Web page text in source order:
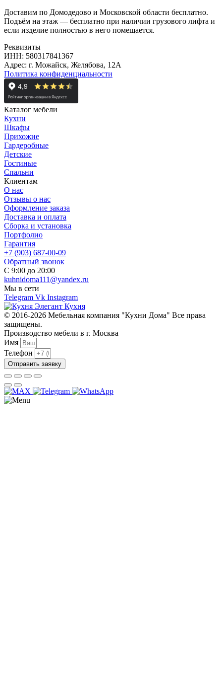
Доставим по Домодедово и Московской области бесплатно.
Подъём на этаж — бесплатно при наличии грузового лифта и
если изделие полностью в него помещается.
Реквизиты
ИНН: 580317841367
Адрес: г. Можайск, Желябова, 12А
Политика конфиденциальности
Каталог мебели
Кухни
Шкафы
Прихожие
Гардеробные
Детские
Гостиные
Спальни
Клиентам
О нас
Отзывы о нас
Оформление заказа
Доставка и оплата
Сборка и установка
Портфолио
Гарантия
+7 (903) 687-00-09
Обратный звонок
С 9:00 до 20:00
kuhnidoma111@yandex.ru
Мы в сети
Telegram Vk Instagram
© 2016-2026 Мебельная компания "Кухни Дома" Все права
защищены.
Производство мебели в г. Москва
Имя
Телефон
Отправить заявку